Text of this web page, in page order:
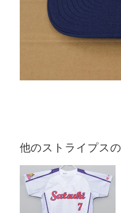
他のストライプス